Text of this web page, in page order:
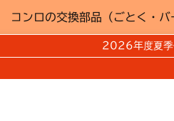
コンロの交換部品（ごとく・
2026年度夏季